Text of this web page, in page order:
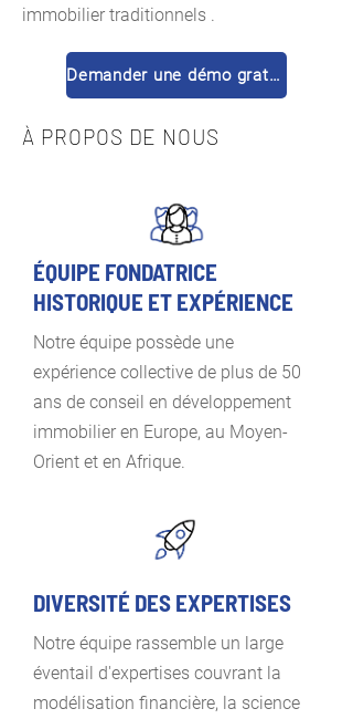
immobilier traditionnels .
Demander une démo gratuite
À PROPOS DE NOUS
ÉQUIPE FONDATRICE
HISTORIQUE ET EXPÉRIENCE
Notre équipe possède une
expérience collective de plus de 50
ans de conseil en développement
immobilier en Europe, au Moyen-
Orient et en Afrique.
DIVERSITÉ DES EXPERTISES
Notre équipe rassemble un large
éventail d'expertises couvrant la
modélisation financière, la science